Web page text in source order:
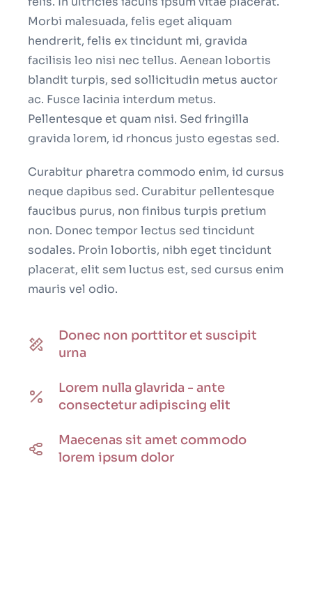
Morbi malesuada, felis eget aliquam
hendrerit, felis ex tincidunt mi, gravida
facilisis leo nisi nec tellus. Aenean lobortis
blandit turpis, sed sollicitudin metus auctor
ac. Fusce lacinia interdum metus.
Pellentesque et quam nisi. Sed fringilla
gravida lorem, id rhoncus justo egestas sed.
Curabitur pharetra commodo enim, id cursus
neque dapibus sed. Curabitur pellentesque
faucibus purus, non finibus turpis pretium
non. Donec tempor lectus sed tincidunt
sodales. Proin lobortis, nibh eget tincidunt
placerat, elit sem luctus est, sed cursus enim
mauris vel odio.
Donec non porttitor et suscipit
urna
Lorem nulla glavrida - ante
consectetur adipiscing elit
Maecenas sit amet commodo
lorem ipsum dolor